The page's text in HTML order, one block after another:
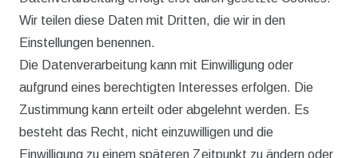
Rechtliches
AGB
IMPRESSUM
Wir teilen diese Daten mit Dritten, die wir in den
Einstellungen benennen.
Die Datenverarbeitung kann mit Einwilligung oder
aufgrund eines berechtigten Interesses erfolgen. Die
Zustimmung kann erteilt oder abgelehnt werden. Es
besteht das Recht, nicht einzuwilligen und die
Einwilligung zu einem späteren Zeitpunkt zu ändern oder